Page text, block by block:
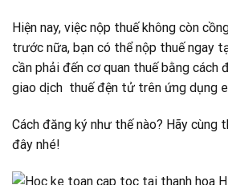
Hiện nay, việc nộp thuế không còn
trước nữa, bạn có thể nộp thuế ngay
cần phải đến cơ quan thuế bằng cách
giao dịch thuế đện tử trên ứng dụng
Cách đăng ký như thế nào? Hãy
đây nhé!